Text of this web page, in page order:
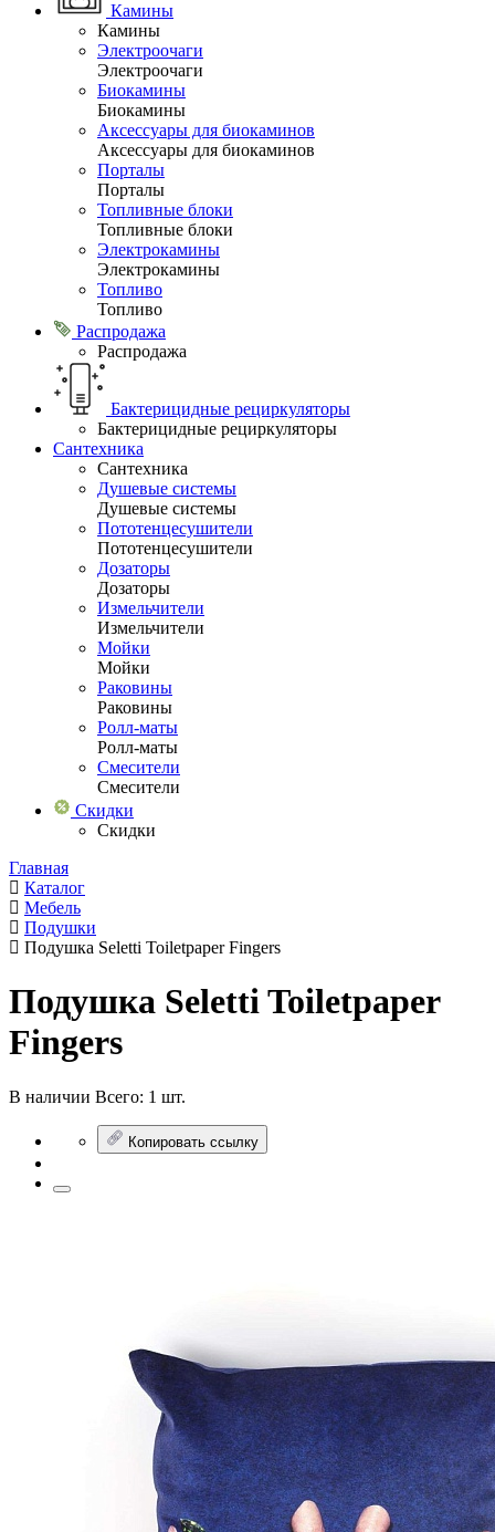
Камины
Камины
Электроочаги
Электроочаги
Биокамины
Биокамины
Аксессуары для биокаминов
Аксессуары для биокаминов
Порталы
Порталы
Топливные блоки
Топливные блоки
Электрокамины
Электрокамины
Топливо
Топливо
Распродажа
Распродажа
Бактерицидные рециркуляторы
Бактерицидные рециркуляторы
Сантехника
Сантехника
Душевые системы
Душевые системы
Пототенцесушители
Пототенцесушители
Дозаторы
Дозаторы
Измельчители
Измельчители
Мойки
Мойки
Раковины
Раковины
Ролл-маты
Ролл-маты
Смесители
Смесители
Скидки
Скидки
Главная
Каталог
Мебель
Подушки
Подушка Seletti Toiletpaper Fingers
Подушка Seletti Toiletpaper
Fingers
В наличии Всего: 1 шт.
Копировать ссылку